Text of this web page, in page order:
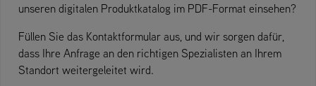
unseren digitalen Produktkatalog im PDF-Format einsehen?
Füllen Sie das Kontaktformular aus, und wir sorgen dafür,
dass Ihre Anfrage an den richtigen Spezialisten an Ihrem
Standort weitergeleitet wird.